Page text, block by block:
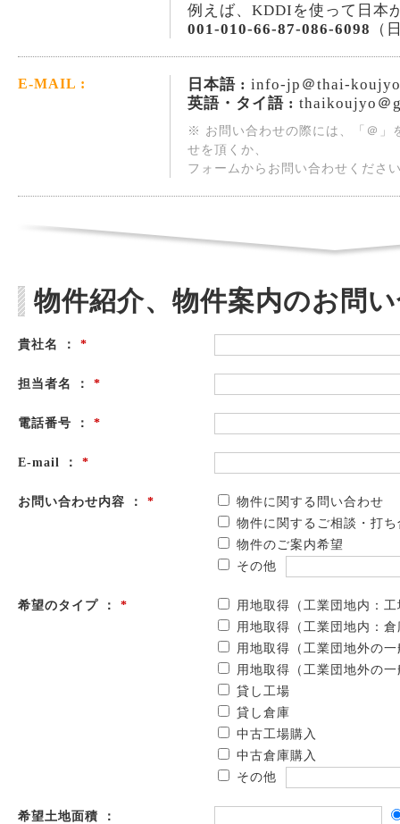
例えば、KDDIを使って日本
001-010-66-87-086-6098 （
E-MAIL : 日本語 : info-jp＠thai-
英語・タイ語 : thaikoujyo＠
※ お問い合わせの際には、「＠」
せを頂くか、
フォームからお問い合わせくださ
物件紹介、物件案内のお問
貴社名 ： *
担当者名 ： *
電話番号 ： *
E-mail ： *
お問い合わせ内容 ： *
物件に関する問い合わせ
物件に関するご相談・打
物件のご案内希望
その他
希望のタイプ ： *
用地取得（工業団地内：工
用地取得（工業団地内：倉
用地取得（工業団地外の
用地取得（工業団地外の
貸し工場
貸し倉庫
中古工場購入
中古倉庫購入
その他
希望土地面積 ：